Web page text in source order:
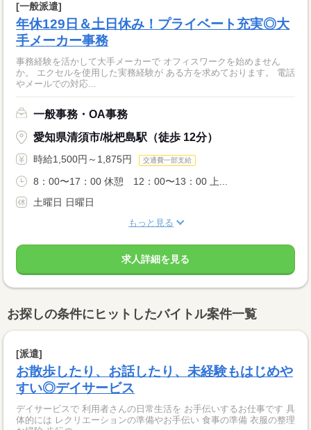
[一般派遣]
年休129日＆土日休み！プライベート充実◎大
手メーカー事務
事務経験を活かして大手メーカーで オフィスワークを始めません
か。 エクセルを使用した実務経験が ある方を求めております。 電話
やメールでの対応...
一般事務・OA事務
愛知県清須市/枇杷島駅（徒歩 12分）
時給1,500円～1,875円 交通費一部支給
8：00〜17：00 休憩 12：00〜13：00 上...
土曜日 日曜日
もっと見る
求人詳細を見る
お探しの条件にヒットしたバイトル案件一覧
[派遣]
お散歩したり、お話したり、未経験もはじめや
すい◎デイサービス
デイサービスで 利用者さんの日常生活を お手伝いするお仕事です 具
体的には レクリエーションの準備やお手伝い 食事の準備 衣服の整理